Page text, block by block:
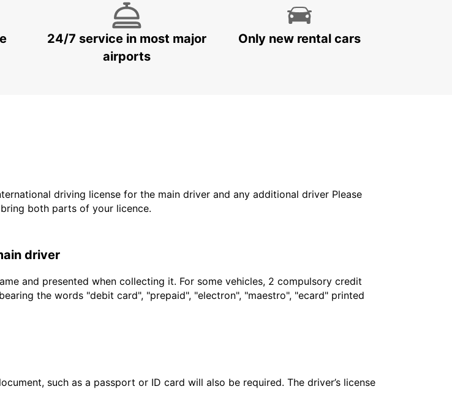
24/7 service in most major
airports
Only new rental cars
driving license for the main driver and any additional driver Please
both parts of your licence.
driver
and presented when collecting it. For some vehicles, 2 compulsory credit
the words "debit card", "prepaid", "electron", "maestro", "ecard" printed
such as a passport or ID card will also be required. The driver’s license